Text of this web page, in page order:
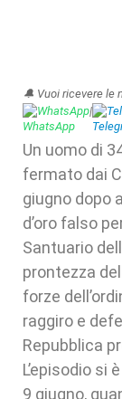
🔔 Vuoi ricevere le
WhatsApp|
Un uomo di
fermato dai
giugno dopo
d’oro falso
Santuario
prontezza
forze
raggiro e
Repubblica
L’episodio
9 giugno,